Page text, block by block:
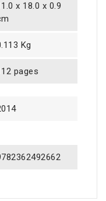
x 18.0 x 0.9
Kg
pages